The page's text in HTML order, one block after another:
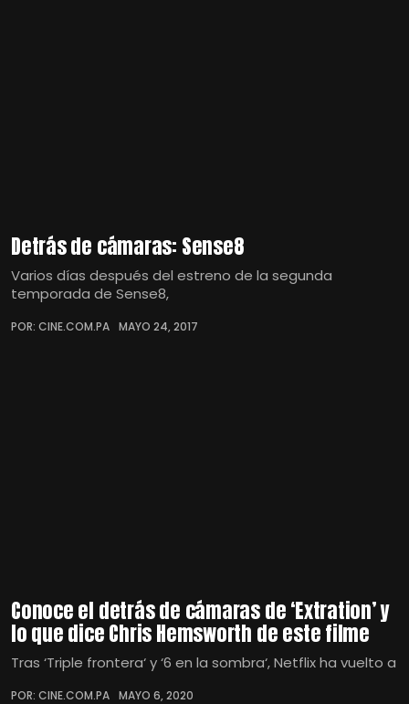
Detrás de cámaras: Sense8
Varios días después del estreno de la segunda
temporada de Sense8,
POR: CINE.COM.PA MAYO 24, 2017
Conoce el detrás de cámaras de ‘Extration’ y
lo que dice Chris Hemsworth de este filme
Tras ‘Triple frontera‘ y ‘6 en la sombra‘, Netflix ha vuelto a
POR: CINE.COM.PA MAYO 6, 2020